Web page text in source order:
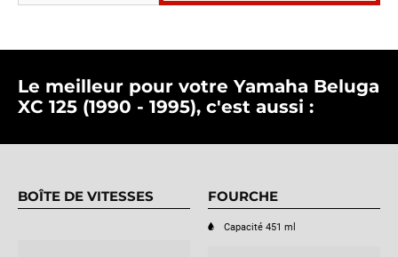
Le meilleur pour votre Yamaha Beluga
XC 125 (1990 - 1995), c'est aussi :
BOÎTE DE VITESSES FOURCHE
Capacité 451 ml